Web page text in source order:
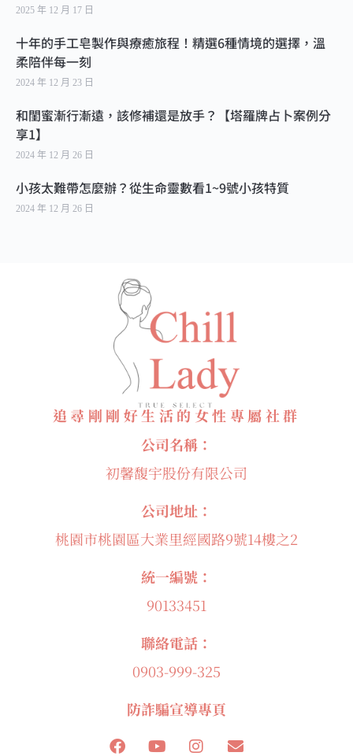
2025 年 12 月 17 日
十年的手工皂製作與療癒旅程！精選6種情境的選擇，溫
柔陪伴每一刻
2024 年 12 月 23 日
和閨蜜漸行漸遠，該修補還是放手？【塔羅牌占卜案例分
享1】
2024 年 12 月 26 日
小孩太難帶怎麼辦？從生命靈數看1~9號小孩特質
2024 年 12 月 26 日
追尋剛剛好生活的女性專屬社群
公司名稱：
初馨馥宇股份有限公司
公司地址：
桃園市桃園區大業里經國路9號14樓之2
統一編號：
90133451
聯絡電話：
0903-999-325
防詐騙宣導專頁